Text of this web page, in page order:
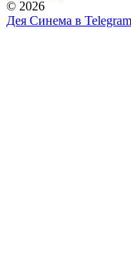
© 2026
Дея Синема в Telegram